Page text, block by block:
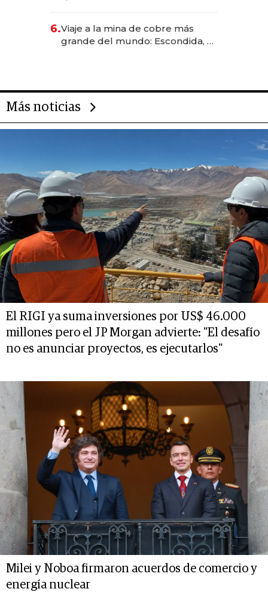
6.Viaje a la mina de cobre más
grande del mundo: Escondida, el
Más noticias
El RIGI ya suma inversiones por US$ 46.000
millones pero el JP Morgan advierte: "El desafío
no es anunciar proyectos, es ejecutarlos"
Milei y Noboa firmaron acuerdos de comercio y
energía nuclear